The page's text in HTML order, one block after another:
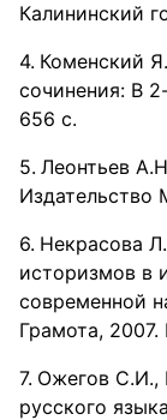
Калининский
Коменский
сочинения: В
656 с.
Леонтьев
Издательство
Некрасова
историзмов в
современной
Грамота, 2007.
Ожегов С.И.,
русского